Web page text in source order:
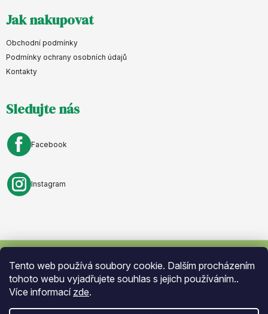
Tento web používá soubory cookie. Dalším procházením
tohoto webu vyjadřujete souhlas s jejich používáním..
Více informací zde.
á
p
a
Jak nakupovat
Obchodní podmínky
Podmínky ochrany osobních údajů
Kontakty
Sledujte nás
Facebook
Instagram
Vytvořil Shoptet. Nastavil týmEshopyumime.cz. Design byVokr